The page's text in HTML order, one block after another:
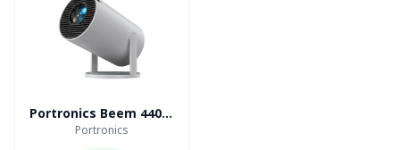
Portronics Beem 440 Smart LED Projector
Portronics